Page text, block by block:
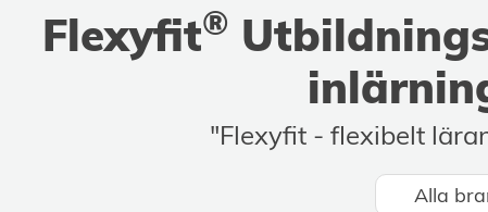
extremen
Flexyfit®
"Flexyfit - flexibelt